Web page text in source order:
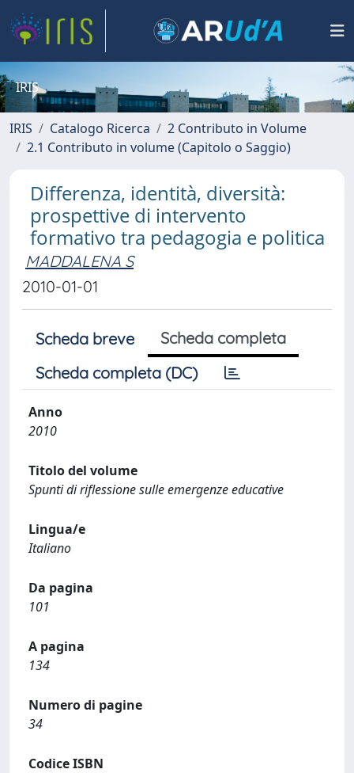
IRIS
IRIS Catalogo Ricerca
2 Contributo in Volume
2.1 Contributo in volume (Capitolo o Saggio)
Differenza, identità, diversità:
prospettive di intervento
formativo tra pedagogia e politica
MADDALENA S
2010-01-01
Scheda breve
Scheda completa
Scheda completa (DC)
Anno
2010
Titolo del volume
Spunti di riflessione sulle emergenze educative
Lingua/e
Italiano
Da pagina
101
A pagina
134
Numero di pagine
34
Codice ISBN